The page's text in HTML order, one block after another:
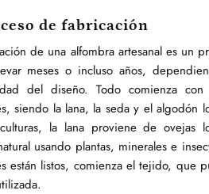
de fabricación
de una alfombra artesanal es un
meses o incluso años,
del diseño. Todo comienza
siendo la lana, la seda y el algodón
culturas, la lana proviene de ovejas
usando plantas, minerales e
están listos, comienza el tejido, que